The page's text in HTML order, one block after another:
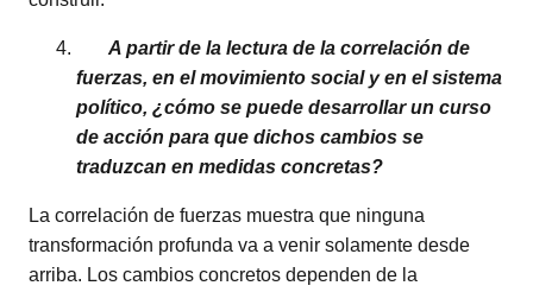
A partir de la lectura de la correlación de
fuerzas, en el movimiento social y en el sistema
político, ¿cómo se puede desarrollar un curso
de acción para que dichos cambios se
traduzcan en medidas concretas?
La correlación de fuerzas muestra que ninguna
transformación profunda va a venir solamente desde
arriba. Los cambios concretos dependen de la